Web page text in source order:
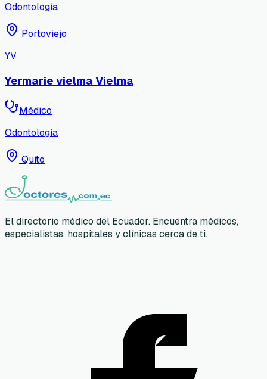
Odontología
Portoviejo
YV
Yermarie vielma Vielma
Médico
Odontología
Quito
El directorio médico del Ecuador. Encuentra médicos,
especialistas, hospitales y clínicas cerca de ti.